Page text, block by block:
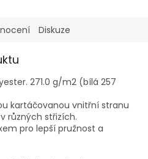
Diskuze
271.0 g/m2 (bílá 257
kartáčovanou vnitřní stranu
různých střizích.
pro lepší pružnost a